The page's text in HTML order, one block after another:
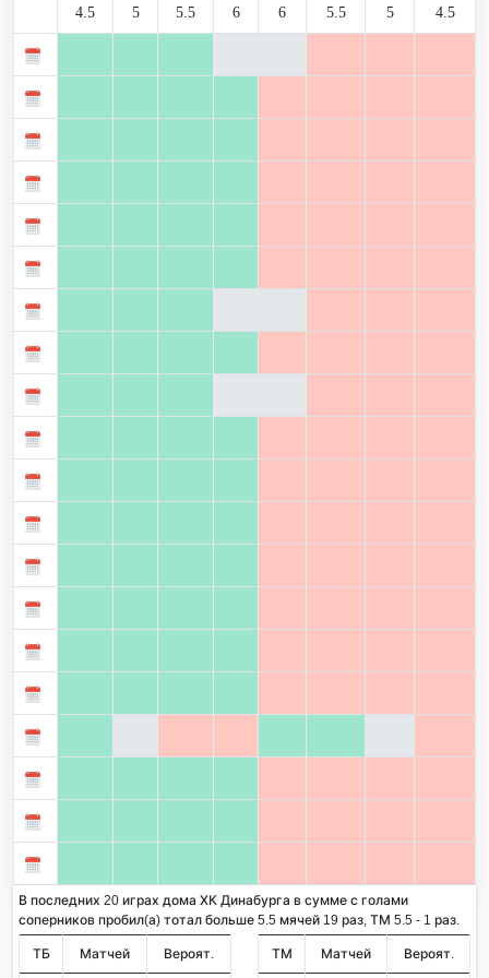
4.5
5
5.5
6
6
5.5
5
4.5
В последних 20 играх дома ХК Динабурга в сумме с голами
соперников пробил(а) тотал больше 5.5 мячей 19 раз, ТМ 5.5 - 1 раз.
ТБ Матчей Вероят. ТМ Матчей Вероят.